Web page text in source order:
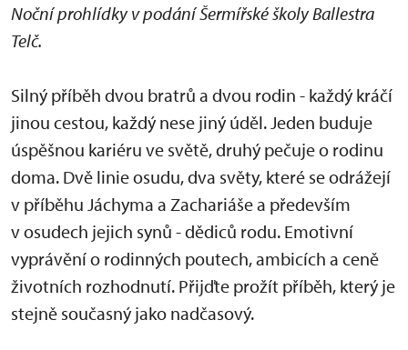
Noční prohlídky v podání Šermířské školy Ballestra
Telč.
Silný příběh dvou bratrů a dvou rodin - každý kráčí
jinou cestou, každý nese jiný úděl. Jeden buduje
úspěšnou kariéru ve světě, druhý pečuje o rodinu
doma. Dvě linie osudu, dva světy, které se odrážejí
v příběhu Jáchyma a Zachariáše a především
v osudech jejich synů - dědiců rodu. Emotivní
vyprávění o rodinných poutech, ambicích a ceně
životních rozhodnutí. Přijďte prožít příběh, který je
stejně současný jako nadčasový.